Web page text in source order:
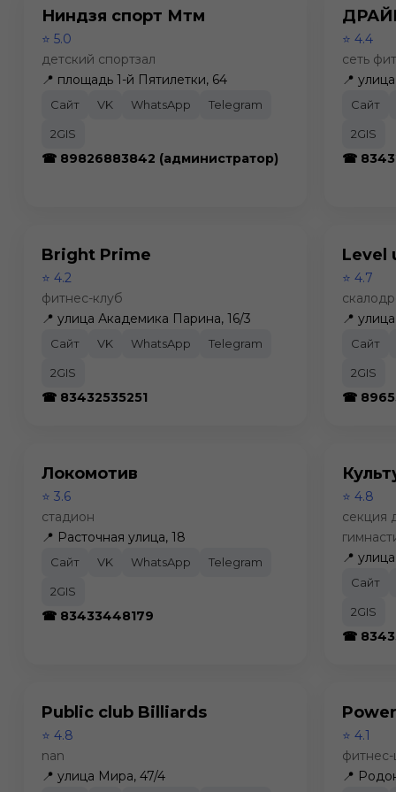
Ниндзя спорт Мтм
⭐ 5.0
детский спортзал
📍 площадь 1-й Пятилетки, 64
Сайт VK WhatsApp Telegram
2GIS
☎ 89826883842 (администратор)
⭐ 4.4
сеть
📍
Сайт
2GIS
☎
Bright Prime
⭐ 4.2
фитнес-клуб
📍 улица Академика Парина, 16/3
Сайт VK WhatsApp Telegram
2GIS
☎ 83432535251
Level
⭐ 4.7
📍
Сайт
2GIS
☎
Локомотив
⭐ 3.6
стадион
📍 Расточная улица, 18
Сайт VK WhatsApp Telegram
2GIS
☎ 83433448179
⭐ 4.8
секция
📍
Сайт
2GIS
☎
Public club Billiards
⭐ 4.8
nan
📍 улица Мира, 47/4
⭐ 4.1
📍